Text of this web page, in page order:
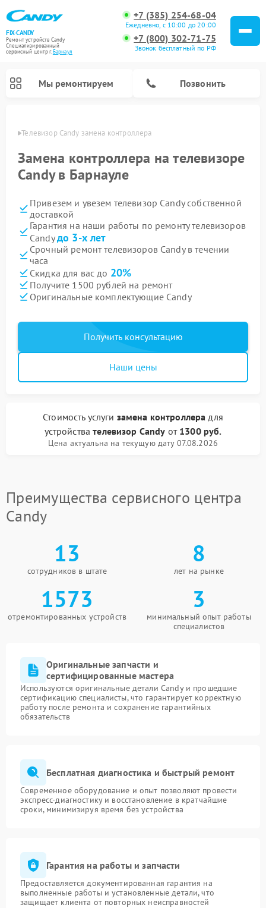
FIX-CANDY
Ремонт устройств Candy
Специализированный
cервисный центр г.Барнаул
+7 (385) 254-68-04
Ежедневно, с 10:00 до 20:00
+7 (800) 302-71-75
Звонок бесплатный по РФ
Мы ремонтируем Позвонить
Телевизор Candy замена контроллера
Замена контроллера на телевизоре
Candy в Барнауле
Привезем и увезем телевизор Candy собственной
доставкой
Гарантия на наши работы по ремонту телевизоров
Candyдо 3-х лет
Срочный ремонт телевизоров Candy в течении
часа
Скидка для вас до 20%
Получите 1500 рублей на ремонт
Оригинальные комплектующие Candy
Получить консультацию
Наши цены
Стоимость услуги замена контроллера для
устройствателевизор Candy от 1300 руб.
Цена актуальна на текущую дату 07.08.2026
Преимущества сервисного центра
Candy
13
сотрудников в штате
8
лет на рынке
1573
отремонтированных устройств
3
минимальный опыт работы
специалистов
Оригинальные запчасти и
сертифицированные мастера
Используются оригинальные детали Candy и прошедшие
сертификацию специалисты, что гарантирует корректную
работу после ремонта и сохранение гарантийных
обязательств
Бесплатная диагностика и быстрый ремонт
Современное оборудование и опыт позволяют провести
экспресс-диагностику и восстановление в кратчайшие
сроки, минимизируя время без устройства
Гарантия на работы и запчасти
Предоставляется документированная гарантия на
выполненные работы и установленные детали, что
защищает клиента от повторных неисправностей